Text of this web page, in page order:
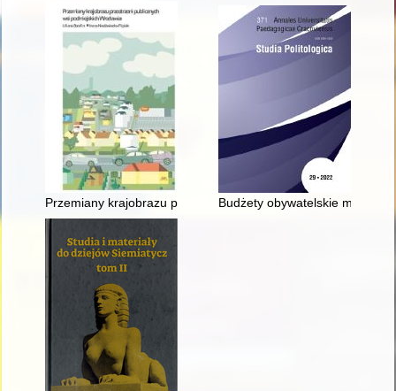
Przemiany krajobrazu przestrzeni publicznych wsi
Budżety obywatelskie miast